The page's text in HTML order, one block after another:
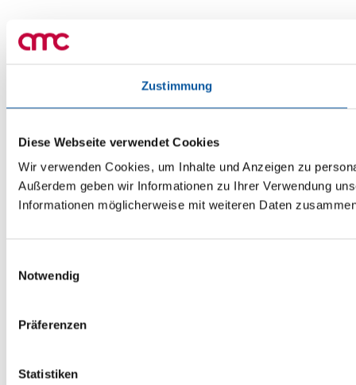
Zustimmung
Diese Webseite verwendet Cookies
Wir verwenden Cookies, um Inhalte und Anzeigen zu
Außerdem geben wir Informationen zu Ihrer Verwendung
Informationen möglicherweise mit weiteren Daten
Notwendig
Präferenzen
Statistiken